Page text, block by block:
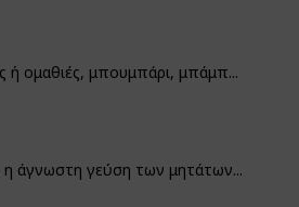
ή ομαθιές, μπουμπάρι, μπάμπ...
η άγνωστη γεύση των μητάτων...